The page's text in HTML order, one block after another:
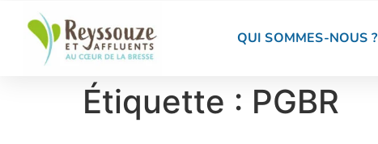
QUI SOMMES-NOUS ?
Étiquette : PGBR